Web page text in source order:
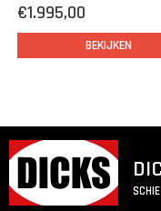
druk, zal de
vullen.
Deze is
welk steviger en
voorganger.
€1.995,00
BEKIJKEN